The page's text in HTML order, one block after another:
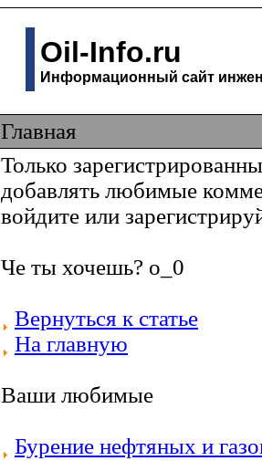
Oil-Info.ru
Информационный сайт
Главная
Только
добавлять любимые
войдите или
Че ты хочешь? о_0
Вернуться к статье
На главную
Ваши любимые
Бурение нефтяных и